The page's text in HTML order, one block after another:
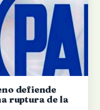
defiende
ruptura de la